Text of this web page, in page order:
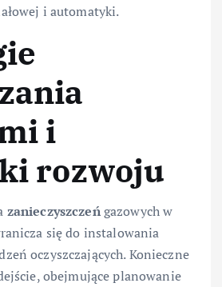
i automatyki.
i
rozwoju
zanieczyszczeńgazowych w
się do instalowania
oczyszczających. Konieczne
obejmujące planowanie